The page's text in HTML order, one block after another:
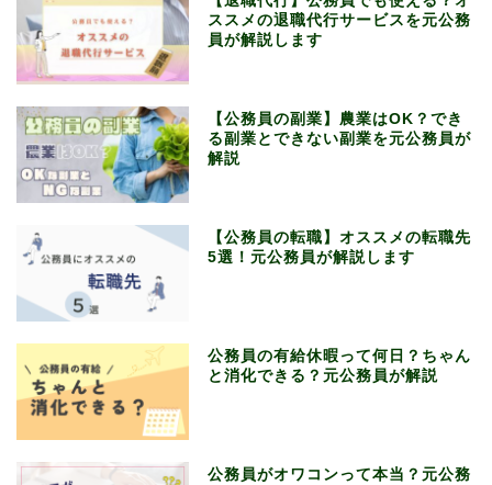
ススメの退職代行サービスを元公務
員が解説します
【公務員の副業】農業はOK？でき
る副業とできない副業を元公務員が
解説
【公務員の転職】オススメの転職先
5選！元公務員が解説します
公務員の有給休暇って何日？ちゃん
と消化できる？元公務員が解説
公務員がオワコンって本当？元公務